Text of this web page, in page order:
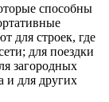
способны
для строек, где
для поездки
загородных
и для других